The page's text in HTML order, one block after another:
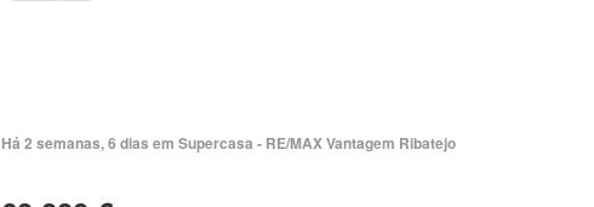
Há 2 semanas, 6 dias em Supercasa - RE/MAX Vantagem Ribatejo